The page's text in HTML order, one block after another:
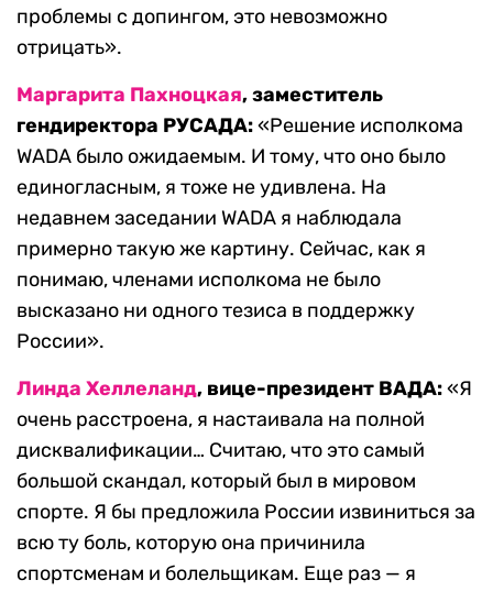
проблемы с допингом, это невозможно
отрицать».
Маргарита Пахноцкая, заместитель
гендиректора РУСАДА:«Решение исполкома
WADA было ожидаемым. И тому, что оно было
единогласным, я тоже не удивлена. На
недавнем заседании WADA я наблюдала
примерно такую же картину. Сейчас, как я
понимаю, членами исполкома не было
высказано ни одного тезиса в поддержку
России».
Линда Хеллеланд, вице-президент ВАДА:«Я
очень расстроена, я настаивала на полной
дисквалификации… Считаю, что это самый
большой скандал, который был в мировом
спорте. Я бы предложила России извиниться за
всю ту боль, которую она причинила
спортсменам и болельщикам. Еще раз — я